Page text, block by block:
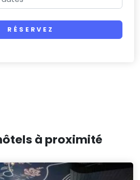
RÉSERVEZ
à proximité